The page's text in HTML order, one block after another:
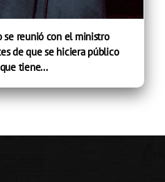
se reunió con el ministro
de que se hiciera público
tiene...